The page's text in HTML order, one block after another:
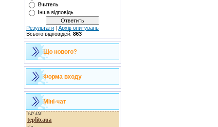
Вчитель
Інша відповідь
Результати | Архів опитувань
Всього відповідей: 863
Що нового?
Форма входу
Міні-чат